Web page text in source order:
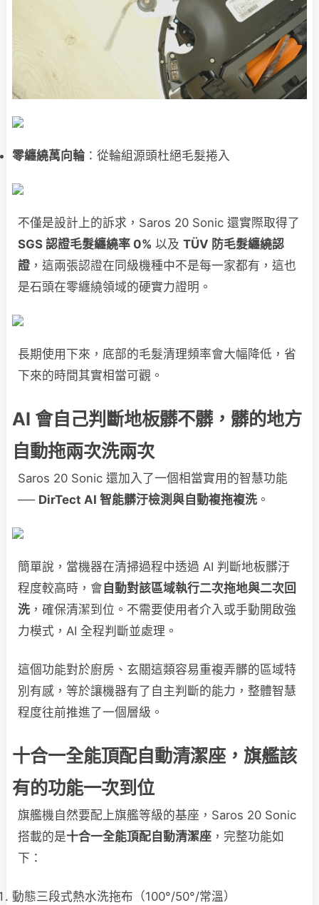
零纏繞萬向輪 ：從輪組源頭杜絕毛髮捲入
不僅是設計上的訴求，Saros 20 Sonic 還實際取得了
SGS 認證毛髮纏繞率 0% 以及 TÜV 防毛髮纏繞認
證 ，這兩張認證在同級機種中不是每一家都有，這也
是石頭在零纏繞領域的硬實力證明。
長期使用下來，底部的毛髮清理頻率會大幅降低，省
下來的時間其實相當可觀。
AI 會自己判斷地板髒不髒，髒的地方
自動拖兩次洗兩次
Saros 20 Sonic 還加入了一個相當實用的智慧功能
── DirTect AI 智能髒汙檢測與自動複拖複洗 。
簡單說，當機器在清掃過程中透過 AI 判斷地板髒汙
程度較高時，會自動對該區域執行二次拖地與二次回
洗 ，確保清潔到位。不需要使用者介入或手動開啟強
力模式，AI 全程判斷並處理。
這個功能對於廚房、玄關這類容易重複弄髒的區域特
別有感，等於讓機器有了自主判斷的能力，整體智慧
程度往前推進了一個層級。
十合一全能頂配自動清潔座，旗艦該
有的功能一次到位
旗艦機自然要配上旗艦等級的基座，Saros 20 Sonic
搭載的是十合一全能頂配自動清潔座 ，完整功能如
下：
動態三段式熱水洗拖布（100°/50°/常溫）